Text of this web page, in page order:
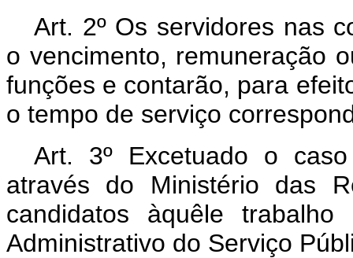
Art. 2º Os servidores nas
o vencimento, remuneração
funções e contarão, para
o tempo de serviço
Art. 3º Excetuado o
através do Ministério das
candidatos àquêle
Administrativo do Serviço